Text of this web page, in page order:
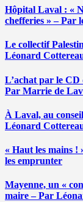
Hôpital Laval : «
chefferies » – Par
Le collectif
Léonard
L’achat par le CD
Par Marrie de
À Laval, au
Léonard
« Haut les mains
les emprunter
Mayenne, un «
maire – Par